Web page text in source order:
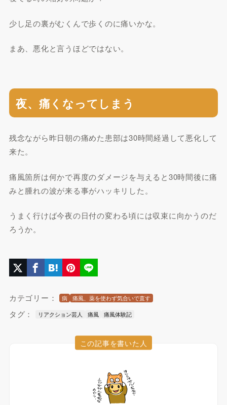
少し足の裏がむくんで歩くのに痛いかな。
まあ、悪化と言うほどではない。
夜、痛くなってしまう
残念ながら昨日朝の痛めた患部は30時間経過して悪化して
来た。
痛風箇所は何かで再度のダメージを与えると30時間後に痛
みと腫れの波が来る事がハッキリした。
うまく行けば今夜の日付の変わる頃には収束に向かうのだ
ろうか。
カテゴリー： 病 痛風、薬を使わず気合いで直す
タグ： リアクション芸人 痛風 痛風体験記
この記事を書いた人